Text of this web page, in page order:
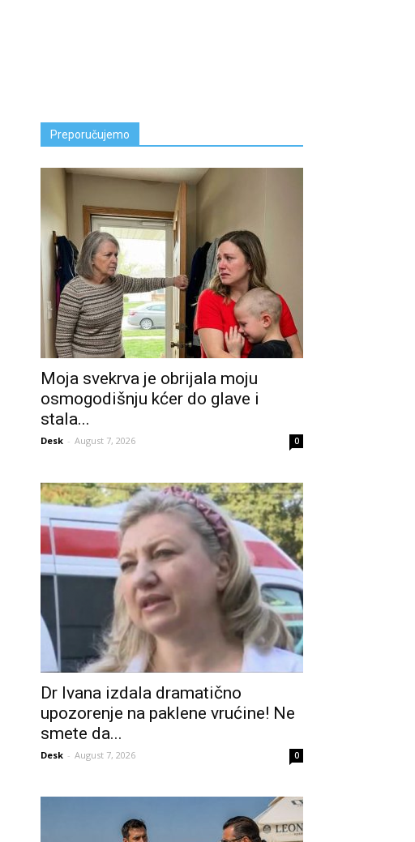
Preporučujemo
Moja svekrva je obrijala moju
osmogodišnju kćer do glave i
stala...
Desk - August 7, 2026 0
Dr Ivana izdala dramatično
upozorenje na paklene vrućine! Ne
smete da...
Desk - August 7, 2026 0